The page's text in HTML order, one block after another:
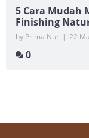
5 Cara Mudah
Finishing
by Prima Nur | 22
0